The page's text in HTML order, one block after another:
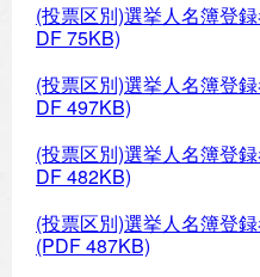
(投票区別)選挙人名簿登
DF 75KB)
(投票区別)選挙人名簿登
DF 497KB)
(投票区別)選挙人名簿登
DF 482KB)
(投票区別)選挙人名簿登
(PDF 487KB)